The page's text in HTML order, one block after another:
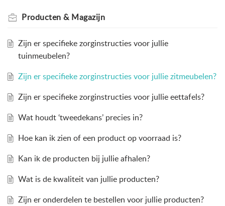
Producten & Magazijn
Zijn er specifieke zorginstructies voor jullie
tuinmeubelen?
Zijn er specifieke zorginstructies voor jullie zitmeubelen?
Zijn er specifieke zorginstructies voor jullie eettafels?
Wat houdt ‘tweedekans’ precies in?
Hoe kan ik zien of een product op voorraad is?
Kan ik de producten bij jullie afhalen?
Wat is de kwaliteit van jullie producten?
Zijn er onderdelen te bestellen voor jullie producten?